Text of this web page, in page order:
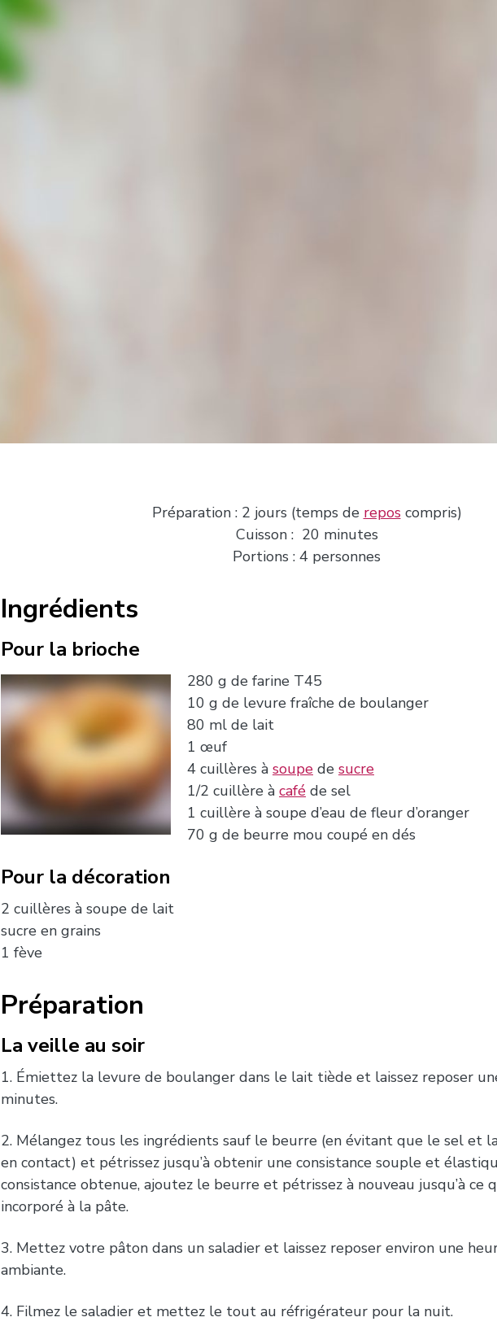
Préparation : 2 jours (temps de repos compris)
Cuisson : 20 minutes
Portions : 4 personnes
Ingrédients
Pour la brioche
280 g de farine T45
10 g de levure fraîche de boulanger
80 ml de lait
1 œuf
4 cuillères à soupe de sucre
1/2 cuillère à café de sel
1 cuillère à soupe d’eau de fleur d’oranger
70 g de beurre mou coupé en dés
Pour la décoration
2 cuillères à soupe de lait
sucre en grains
1 fève
Préparation
La veille au soir
1. Émiettez la levure de boulanger dans le lait tiède et laissez reposer
minutes.
2. Mélangez tous les ingrédients sauf le beurre (en évitant que le sel et
en contact) et pétrissez jusqu’à obtenir une consistance souple et
consistance obtenue, ajoutez le beurre et pétrissez à nouveau jusqu’à ce
incorporé à la pâte.
3. Mettez votre pâton dans un saladier et laissez reposer environ une
ambiante.
4. Filmez le saladier et mettez le tout au réfrigérateur pour la nuit.